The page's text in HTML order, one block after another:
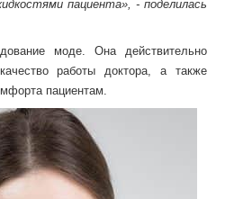
пациента», - поделилась
моде. Она действительно
работы доктора, а также
пациентам.